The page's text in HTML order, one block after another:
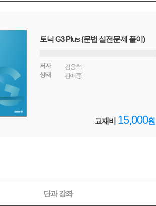
토닉 G3 Plus (문법 실전문제 풀이)
저자
김응석
상태
판매중
교재비 15,000원
단과 강좌